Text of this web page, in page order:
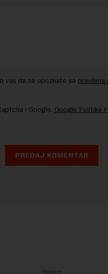
vas da se upoznate sa pravilima
i Google. Google Politika